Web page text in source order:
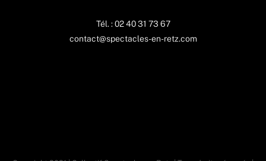
Tél. : 02 40 31 73 67
contact@spectacles-en-retz.com